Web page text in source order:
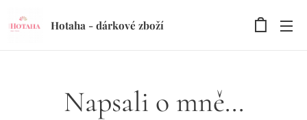
Hotaha - dárkové zboží
Napsali o mně...